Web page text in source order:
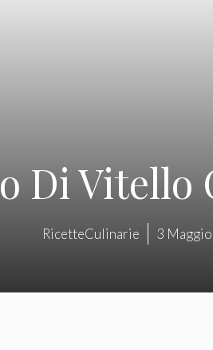
Di Vitello
RicetteCulinarie 3